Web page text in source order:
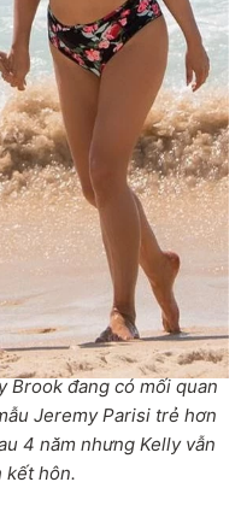
Brook đang có mối quan
Jeremy Parisi trẻ hơn
4 năm nhưng Kelly vẫn
kết hôn.